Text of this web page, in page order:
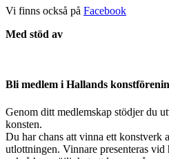
Vi finns också på Facebook
Med stöd av
Bli medlem i Hallands
Genom ditt medlemskap stödjer du
konsten.
Du har chans att vinna ett konstverk
utlottningen. Vinnare presenteras vid